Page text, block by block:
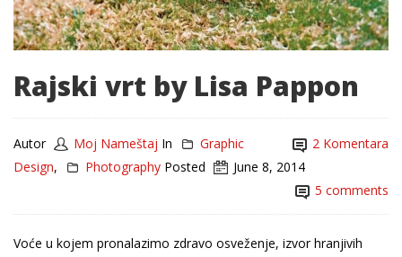
Rajski vrt by Lisa Pappon
Autor Moj Nameštaj 2 Komentara
In
Graphic
Design, Photography Posted
June 8, 2014
5 comments
Voće u kojem pronalazimo zdravo osveženje, izvor hranjivih